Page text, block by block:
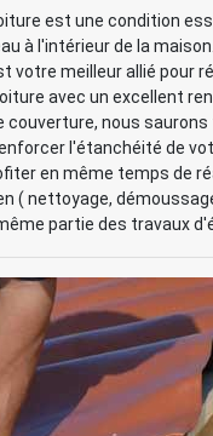
est une condition
à l'intérieur de la
votre meilleur allié pour
avec un excellent
couverture, nous
l'étanchéité de
en même temps de
( nettoyage,
partie des travaux